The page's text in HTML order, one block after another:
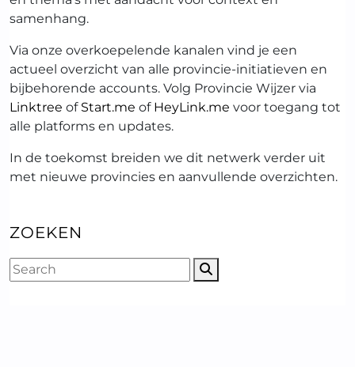
samenhang.
Via onze overkoepelende kanalen vind je een
actueel overzicht van alle provincie-initiatieven en
bijbehorende accounts. Volg Provincie Wijzer via
Linktree of Start.me of HeyLink.me voor toegang tot
alle platforms en updates.
In de toekomst breiden we dit netwerk verder uit
met nieuwe provincies en aanvullende overzichten.
ZOEKEN